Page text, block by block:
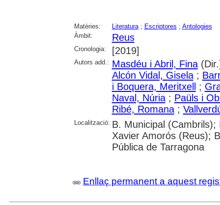
Matèries: Literatura; Escriptores ; Antologies
Àmbit:
Reus
Cronologia: [2019]
Autors add.: Masdéu i Abril, Fina
Alcón Vidal, Gisela;
i Boquera, Meritxell;
Naval, Núria; Paüls i
Ribé, Romana;
Localització: B. Municipal
Xavier Amorós (Reus);
Pública de Tarragona
Enllaç permanent a aquest